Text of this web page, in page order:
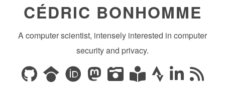
CÉDRIC BONHOMME
A computer scientist, intensely interested in computer
security and privacy.